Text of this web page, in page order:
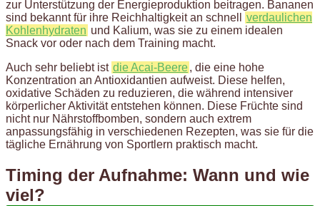
zur Unterstützung der Energieproduktion beitragen. Bananen
sind bekannt für ihre Reichhaltigkeit an schnell
verdaulichen
Kohlenhydraten und Kalium, was sie zu einem idealen
Snack vor oder nach dem Training macht.
Auch sehr beliebt ist die Acai-Beere, die eine hohe
Konzentration an Antioxidantien aufweist. Diese helfen,
oxidative Schäden zu reduzieren, die während intensiver
körperlicher Aktivität entstehen können. Diese Früchte sind
nicht nur Nährstoffbomben, sondern auch extrem
anpassungsfähig in verschiedenen Rezepten, was sie für die
tägliche Ernährung von Sportlern praktisch macht.
Timing der Aufnahme: Wann und wie
viel?